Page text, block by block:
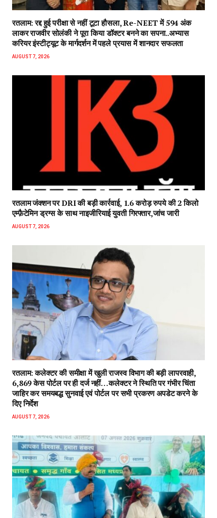
रतलाम: रद्द हुई परीक्षा से नहीं टूटा हौसला, Re-NEET में 594 अंक
लाकर राजवीर सोलंकी ने पूरा किया डॉक्टर बनने का सपना..अभ्यास
करियर इंस्टीट्यूट के मार्गदर्शन में पहले प्रयास में शानदार सफलता
AUGUST 7, 2026
रतलाम जंक्शन पर DRI की बड़ी कार्रवाई, 1.6 करोड़ रुपये की 2 किलो
एम्फ़ैटेमिन ड्रग्स के साथ नाइजीरियाई युवती गिरफ्तार,जांच जारी
AUGUST 7, 2026
रतलाम: कलेक्टर की समीक्षा में खुली राजस्व विभाग की बड़ी लापरवाही,
6,869 केस पोर्टल पर ही दर्ज नहीं…कलेक्टर ने स्थिति पर गंभीर चिंता
जाहिर कर समयबद्ध सुनवाई एवं पोर्टल पर सभी प्रकरण अपडेट करने के
दिए निर्देश
AUGUST 7, 2026